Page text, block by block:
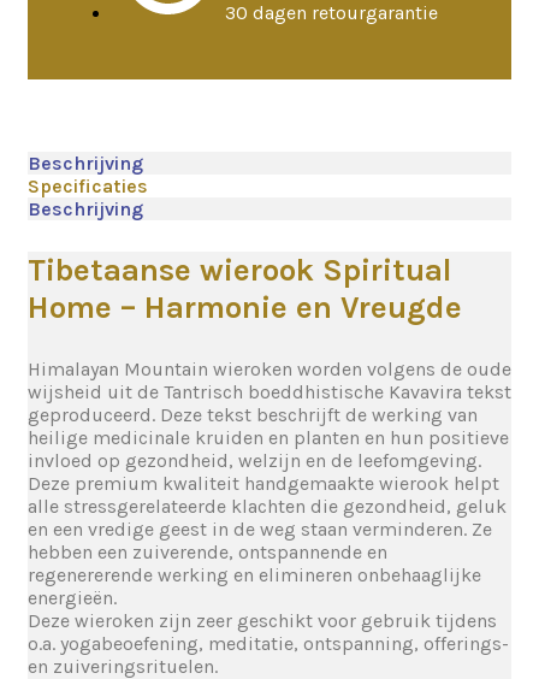
30 dagen retourgarantie
Beschrijving
Specificaties
Beschrijving
Tibetaanse wierook Spiritual
Home – Harmonie en Vreugde
Himalayan Mountain wieroken worden volgens de oude
wijsheid uit de Tantrisch boeddhistische Kavavira tekst
geproduceerd. Deze tekst beschrijft de werking van
heilige medicinale kruiden en planten en hun positieve
invloed op gezondheid, welzijn en de leefomgeving.
Deze premium kwaliteit handgemaakte wierook helpt
alle stressgerelateerde klachten die gezondheid, geluk
en een vredige geest in de weg staan verminderen. Ze
hebben een zuiverende, ontspannende en
regenererende werking en elimineren onbehaaglijke
energieën.
Deze wieroken zijn zeer geschikt voor gebruik tijdens
o.a. yogabeoefening, meditatie, ontspanning, offerings-
en zuiveringsrituelen.